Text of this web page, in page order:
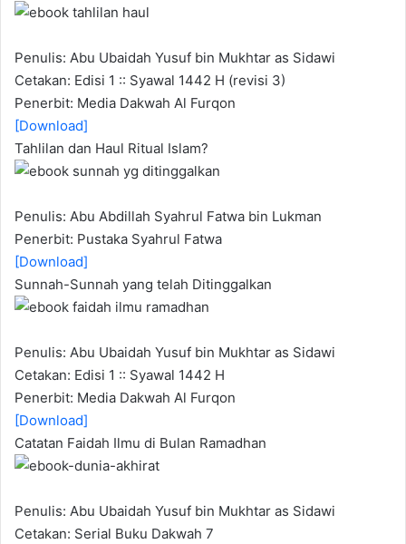
Penulis: Abu Ubaidah Yusuf bin Mukhtar as Sidawi
Cetakan: Edisi 1 :: Syawal 1442 H (revisi 3)
Penerbit: Media Dakwah Al Furqon
[Download]
Tahlilan dan Haul Ritual Islam?
Penulis: Abu Abdillah Syahrul Fatwa bin Lukman
Penerbit: Pustaka Syahrul Fatwa
[Download]
Sunnah-Sunnah yang telah Ditinggalkan
Penulis: Abu Ubaidah Yusuf bin Mukhtar as Sidawi
Cetakan: Edisi 1 :: Syawal 1442 H
Penerbit: Media Dakwah Al Furqon
[Download]
Catatan Faidah Ilmu di Bulan Ramadhan
Penulis: Abu Ubaidah Yusuf bin Mukhtar as Sidawi
Cetakan: Serial Buku Dakwah 7